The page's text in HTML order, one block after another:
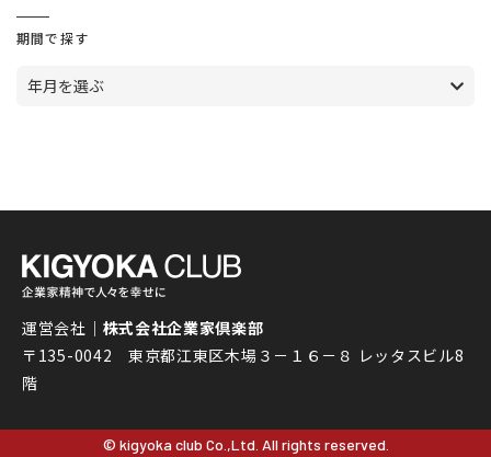
期間で探す
年月を選ぶ
運営会社｜ 株式会社企業家倶楽部
〒135-0042 東京都江東区木場３－１６－８ レッタスビル8
階
© kigyoka club Co.,Ltd. All rights reserved.